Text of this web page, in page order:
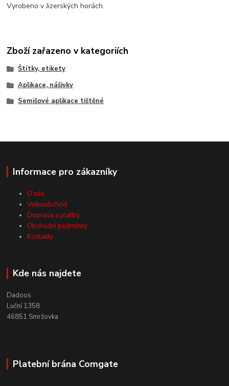
Vyrobeno v Jizerských horách.
Zboží zařazeno v kategoriích
Štítky, etikety
Aplikace, nášivky
Semišové aplikace tištěné
Informace pro zákazníky
O nás
Velkoobchod
Doprava a platby
Obchodní podmínky
Kontakty
Kde nás najdete
Dadoos
Luční 1358
46851 Smržovka
Platební brána Comgate